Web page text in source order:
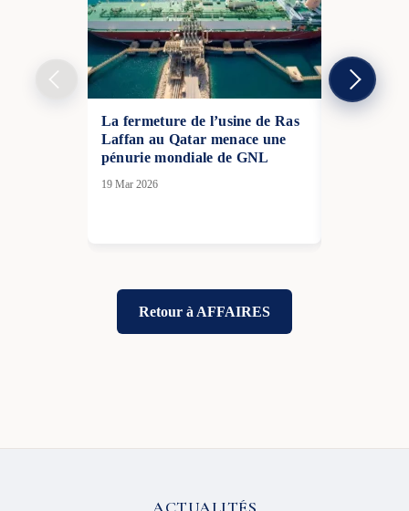
La fermeture de l’usine de Ras
Laffan au Qatar menace une
pénurie mondiale de GNL
19 Mar 2026
Retour à AFFAIRES